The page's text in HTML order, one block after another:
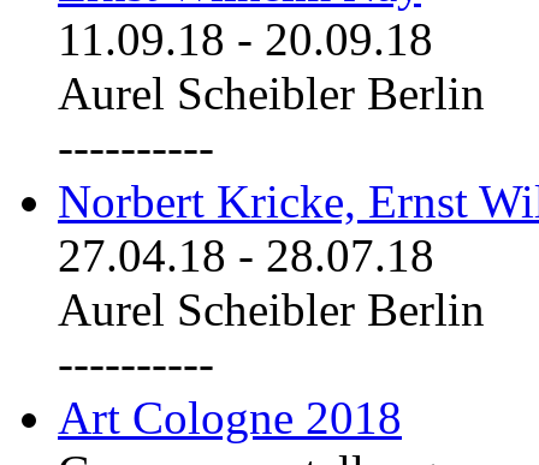
11.09.18 - 20.09.18
Aurel Scheibler Berlin
----------
Norbert Kricke, Ernst
27.04.18 - 28.07.18
Aurel Scheibler Berlin
----------
Art Cologne 2018